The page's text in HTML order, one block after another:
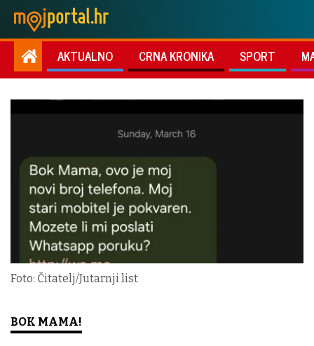
AKTUALNO CRNA KRONIKA SPORT
Foto: Čitatelj/Jutarnji list
BOK MAMA!